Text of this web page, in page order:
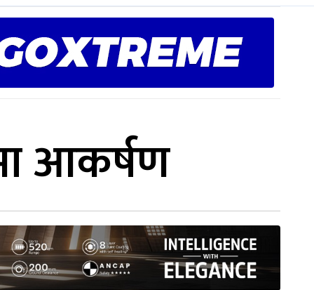
आकर्षण